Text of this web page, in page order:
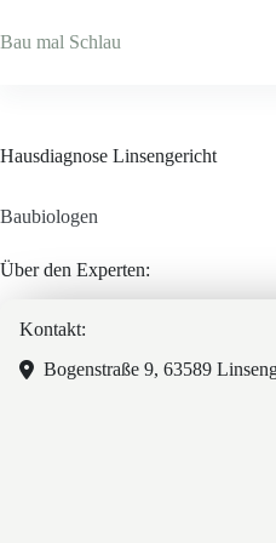
Inhalt
springen
Bau mal Schlau
Hausdiagnose Linsengericht
Baubiologen
Über den Experten:
Kontakt:
Bogenstraße 9, 63589